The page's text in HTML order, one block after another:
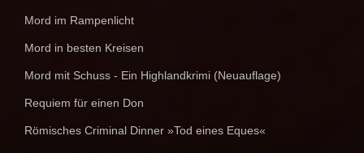
Mord im Rampenlicht
Mord in besten Kreisen
Mord mit Schuss - Ein Highlandkrimi (Neuauflage)
Requiem für einen Don
Römisches Criminal Dinner »Tod eines Eques«